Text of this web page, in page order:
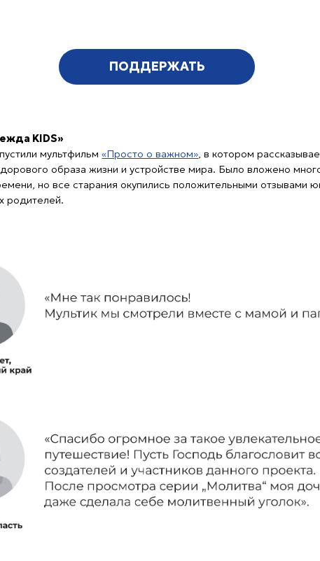
создает мультфильм «Семья из Заречкино». Это будет цикл из
семьи, проживающей в небольшом поселке. Он будет посвящен
и основан на книге Эллен Уайт «Христианский дом».